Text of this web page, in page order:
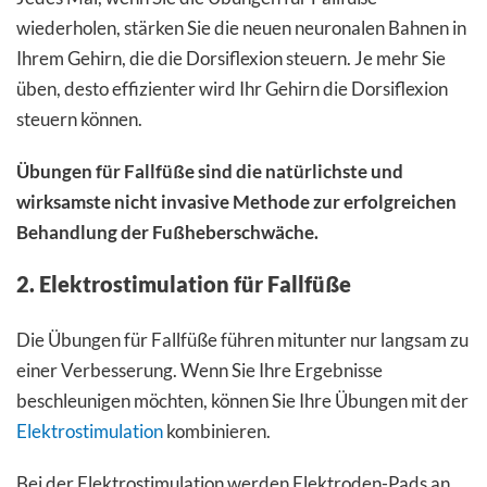
wiederholen, stärken Sie die neuen neuronalen Bahnen in
Ihrem Gehirn, die die Dorsiflexion steuern. Je mehr Sie
üben, desto effizienter wird Ihr Gehirn die Dorsiflexion
steuern können.
Übungen für Fallfüße sind die natürlichste und
wirksamste nicht invasive Methode zur erfolgreichen
Behandlung der Fußheberschwäche.
2. Elektrostimulation für Fallfüße
Die Übungen für Fallfüße führen mitunter nur langsam zu
einer Verbesserung. Wenn Sie Ihre Ergebnisse
beschleunigen möchten, können Sie Ihre Übungen mit der
Elektrostimulationkombinieren.